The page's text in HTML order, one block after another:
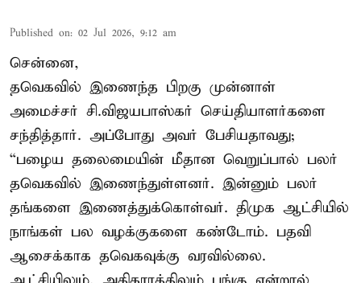
Published on: 02 Jul 2026, 9:12 am
சென்னை,
தவெகவில் இணைந்த பிறகு முன்னாள்
அமைச்சர் சி.விஜயபாஸ்கர் செய்தியாளர்களை
சந்தித்தார். அப்போது அவர் பேசியதாவது;
“பழைய தலைமையின் மீதான வெறுப்பால் பலர்
தவெகவில் இணைந்துள்ளனர். இன்னும் பலர்
தங்களை இணைத்துக்கொள்வர். திமுக ஆட்சியில்
நாங்கள் பல வழக்குகளை கண்டோம். பதவி
ஆசைக்காக தவெகவுக்கு வரவில்லை.